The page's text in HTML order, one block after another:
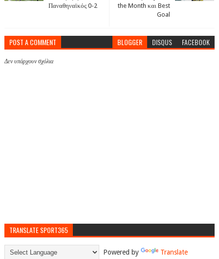
the Month και Best
Goal
Παναθηναϊκός 0-2
POST A COMMENT BLOGGER DISQUS FACEBOOK
Δεν υπάρχουν σχόλια
TRANSLATE SPORT365
Powered by Translate